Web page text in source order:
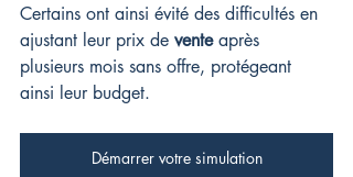
Certains ont ainsi évité des difficultés en
ajustant leur prix de vente après
plusieurs mois sans offre, protégeant
ainsi leur budget.
Démarrer votre simulation